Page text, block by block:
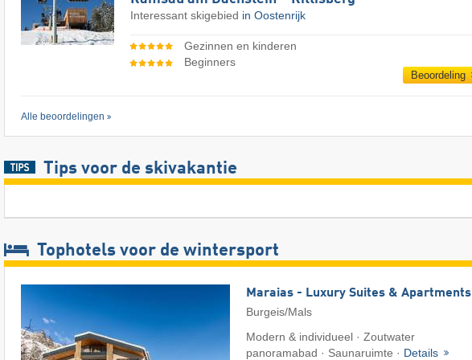
Interessant skigebied in Oostenrijk
Gezinnen en kinderen
Beginners
Beoordeling
Alle beoordelingen
Tips voor de skivakantie
Tophotels voor de wintersport
Maraias - Luxury Suites & Apartments
Burgeis/Mals
Modern & individueel · Zoutwater
panoramabad · Saunaruimte · Details